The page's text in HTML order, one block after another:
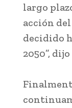
largo
acción
decidido
2050”,